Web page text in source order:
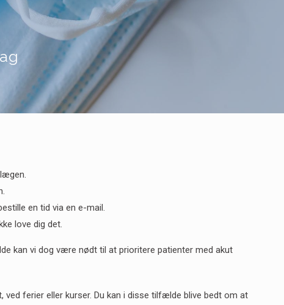
en tid via en e-mail.
love dig det.
kan vi dog være nødt til at prioritere patienter med akut
ferier eller kurser. Du kan i disse tilfælde blive bedt om at